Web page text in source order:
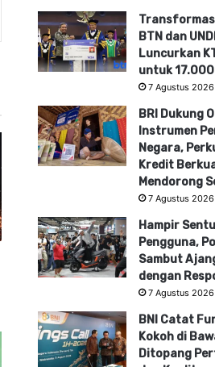
BTN dan
Luncurkan
untuk
7 Agustus 2026
BRI Dukung
Instrumen
Negara,
Kredit
Mendorong
7 Agustus 2026
Hampir
Pengguna,
Sambut
dengan
7 Agustus 2026
BNI Catat
Kokoh di
Ditopang